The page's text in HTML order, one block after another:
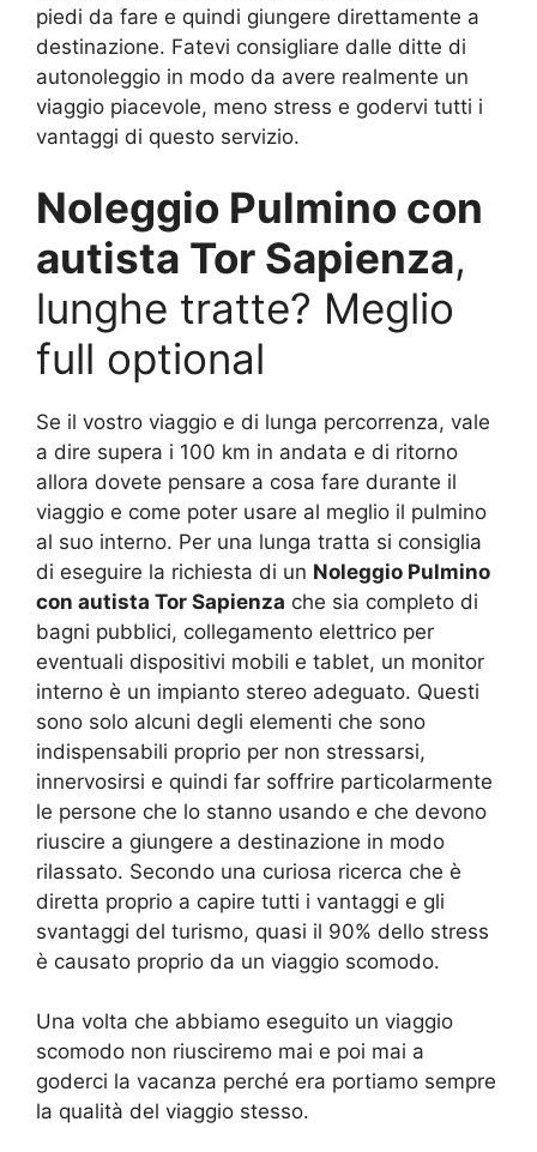
piedi da fare e quindi giungere direttamente a
destinazione. Fatevi consigliare dalle ditte di
autonoleggio in modo da avere realmente un
viaggio piacevole, meno stress e godervi tutti i
vantaggi di questo servizio.
Noleggio Pulmino con
autista Tor Sapienza,
lunghe tratte? Meglio
full optional
Se il vostro viaggio e di lunga percorrenza, vale
a dire supera i 100 km in andata e di ritorno
allora dovete pensare a cosa fare durante il
viaggio e come poter usare al meglio il pulmino
al suo interno. Per una lunga tratta si consiglia
di eseguire la richiesta di un Noleggio Pulmino
con autista Tor Sapienza che sia completo di
bagni pubblici, collegamento elettrico per
eventuali dispositivi mobili e tablet, un monitor
interno è un impianto stereo adeguato. Questi
sono solo alcuni degli elementi che sono
indispensabili proprio per non stressarsi,
innervosirsi e quindi far soffrire particolarmente
le persone che lo stanno usando e che devono
riuscire a giungere a destinazione in modo
rilassato. Secondo una curiosa ricerca che è
diretta proprio a capire tutti i vantaggi e gli
svantaggi del turismo, quasi il 90% dello stress
è causato proprio da un viaggio scomodo.
Una volta che abbiamo eseguito un viaggio
scomodo non riusciremo mai e poi mai a
goderci la vacanza perché era portiamo sempre
la qualità del viaggio stesso.